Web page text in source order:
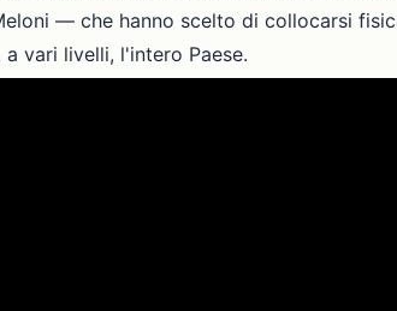
— che hanno scelto di collocarsi
vari livelli, l'intero Paese.